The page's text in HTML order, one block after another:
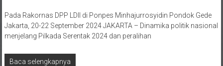
Pada Rakornas DPP LDII di Ponpes Minhajurrosyidin Pondok Gede
Jakarta, 20-22 September 2024 JAKARTA – Dinamika politik nasional
menjelang Pilkada Serentak 2024 dan peralihan
Baca selengkapnya